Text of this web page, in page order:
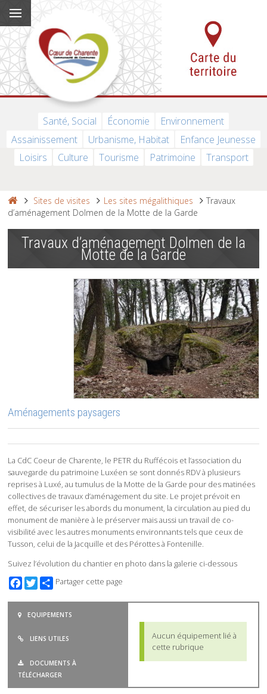
Santé, Social Économie
Environnement
Assainissement
Urbanisme, Habitat
Enfance Jeunesse
Loisirs
Culture Tourisme Patrimoine Transport
Sites de visites Les sites mégalithiques
Travaux
d’aménagement Dolmen de la Motte de la Garde
Travaux d’aménagement Dolmen de la
Motte de la Garde
Aménagements paysagers
La CdC Coeur de Charente, le PETR du Ruffécois et l’association du
sauvegarde du patrimoine Luxéen se sont donnés RDV à plusieurs
reprises à Luxé, au tumulus de la Motte de la Garde pour des matinées
collectives de travaux d’aménagement du site. Le projet prévoit en
effet, de sécuriser les abords du monument, la circulation au pied du
monument de manière à le préserver mais aussi un travail de co-
visibilité avec les autres monuments environnants tels que ceux de
Tusson, celui de la Jacquille et des Pérottes à Fontenille.
Suivez l’évolution du chantier en photo dans la galerie ci-dessous
FacebookTwitterPartager cette page
EQUIPEMENTS
LIENS UTILES
DOCUMENTS À
TÉLÉCHARGER
Aucun équipement lié à
cette rubrique